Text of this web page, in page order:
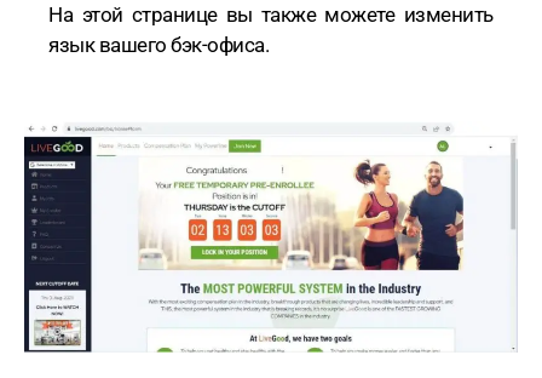
На этой странице вы также можете изменить
язык вашего бэк-офиса.